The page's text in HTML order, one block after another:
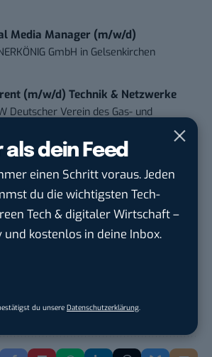
dein Feed
einen Schritt voraus. Jeden
du die wichtigsten Tech-
Tech & digitaler Wirtschaft –
und kostenlos in deine Inbox.
du unsere Datenschutzerklärung.
Media Manager (m/w/d)
GmbH in Gelsenkirchen
(m/w/d) Technik & Netzwerke
Deutscher Verein des Gas- und
Media Manager / Content Creator
d)
& Meyer-Peteaux New Media